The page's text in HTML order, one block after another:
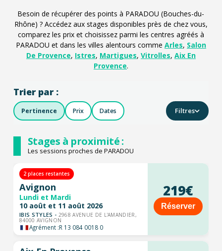
Besoin de récupérer des points à PARADOU (Bouches-du-
Rhône) ? Accédez aux stages disponibles près de chez vous,
comparez les prix et choisissez parmi les centres agréés à
PARADOU et dans les villes alentours comme Arles, Salon
De Provence, Istres, Martigues, Vitrolles, Aix En
Provence.
Trier par :
Pertinence Prix Dates Filtres
Stages à proximité :
Les sessions proches de PARADOU
2 places restantes
Avignon
Lundi et Mardi
10 août et 11 août 2026
IBIS STYLES - 2968 AVENUE DE L'AMANDIER,
84000 AVIGNON
Agrément :R 13 084 0018 0
219€
Réserver